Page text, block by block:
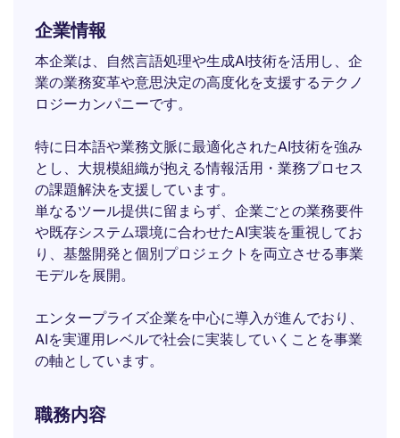
企業情報
本企業は、自然言語処理や生成AI技術を活用し、企
業の業務変革や意思決定の高度化を支援するテクノ
ロジーカンパニーです。
特に日本語や業務文脈に最適化されたAI技術を強み
とし、大規模組織が抱える情報活用・業務プロセス
の課題解決を支援しています。
単なるツール提供に留まらず、企業ごとの業務要件
や既存システム環境に合わせたAI実装を重視してお
り、基盤開発と個別プロジェクトを両立させる事業
モデルを展開。
エンタープライズ企業を中心に導入が進んでおり、
AIを実運用レベルで社会に実装していくことを事業
の軸としています。
職務内容